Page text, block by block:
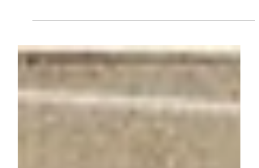
A Prefeitura de Ponta Grossa realiza
contra HPV e dengue no Centro Vacina
PG, das 9h às 17h. A...